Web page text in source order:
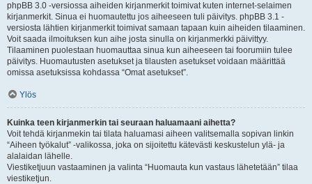
phpBB 3.0 -versiossa aiheiden kirjanmerkit toimivat kuten internet-selaimen
kirjanmerkit. Sinua ei huomautettu jos aiheeseen tuli päivitys. phpBB 3.1 -
versiosta lähtien kirjanmerkit toimivat samaan tapaan kuin aiheiden tilaaminen.
Voit saada ilmoituksen kun aihe josta sinulla on kirjanmerkki päivittyy.
Tilaaminen puolestaan huomauttaa sinua kun aiheeseen tai foorumiin tulee
päivitys. Huomautusten asetukset ja tilausten asetukset voidaan määrittää
omissa asetuksissa kohdassa “Omat asetukset”.
Ylös
Kuinka teen kirjanmerkin tai seuraan haluamaani aihetta?
Voit tehdä kirjanmekin tai tilata haluamasi aiheen valitsemalla sopivan linkin
“Aiheen työkalut” -valikossa, joka on sijoitettu kätevästi keskustelun ylä- ja
alalaidan lähelle.
Viestiketjuun vastaaminen ja valinta “Huomauta kun vastaus lähetetään” tilaa
viestiketjun.